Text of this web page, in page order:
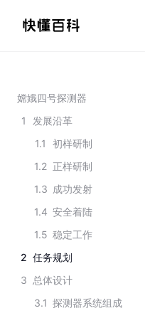
嫦娥四号探测器
1
发展沿革
1.1
初样研制
1.2 正样研制
1.3 成功发射
1.4 安全着陆
1.5 稳定工作
2 任务规划
3 总体设计
3.1 探测器系统组成